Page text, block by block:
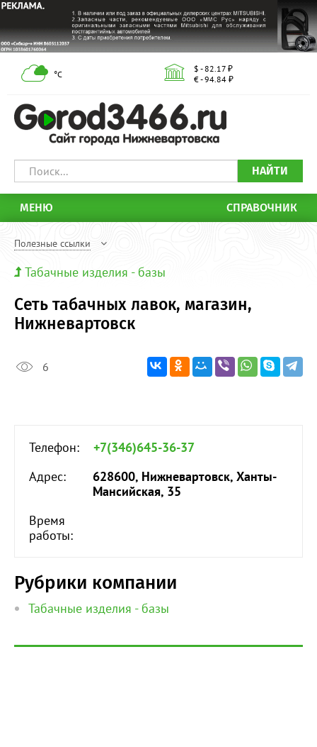
°С
$ - 82.17 ₽
€ - 94.84 ₽
НАЙТИ
МЕНЮ СПРАВОЧНИК
Полезные ссылки
Табачные изделия - базы
Сеть табачных лавок, магазин,
Нижневартовск
6
Телефон:
+7(346)645-36-37
Адрес:
628600, Нижневартовск, Ханты-
Мансийская, 35
Время
работы:
Рубрики компании
Табачные изделия - базы